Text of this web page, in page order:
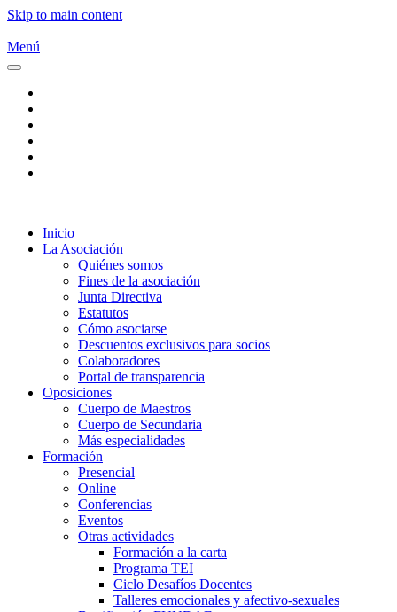
Skip to main content
Menú
Inicio
La Asociación
Quiénes somos
Fines de la asociación
Junta Directiva
Estatutos
Cómo asociarse
Descuentos exclusivos para socios
Colaboradores
Portal de transparencia
Oposiciones
Cuerpo de Maestros
Cuerpo de Secundaria
Más especialidades
Formación
Presencial
Online
Conferencias
Eventos
Otras actividades
Formación a la carta
Programa TEI
Ciclo Desafíos Docentes
Talleres emocionales y afectivo-sexuales